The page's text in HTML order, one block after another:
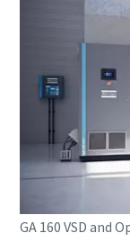
Aire
de
El sabor, la
ingrediente
comprimido. En
GA 160 VSD and